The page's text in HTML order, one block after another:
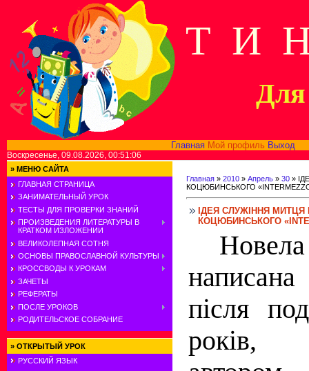
Т И
Для
Главная Мой профиль Выход
Воскресенье, 09.08.2026, 00:51:06
» МЕНЮ САЙТА
ГЛАВНАЯ СТРАНИЦА
ЗАНИМАТЕЛЬНЫЙ УРОК
ТЕСТЫ ДЛЯ ПРОВЕРКИ ЗНАНИЙ
ПРОИЗВЕДЕНИЯ ЛИТЕРАТУРЫ В
КРАТКОМ ИЗЛОЖЕНИИ
ВЕЛИКОЛЕПНАЯ СОТНЯ
ОСНОВЫ ПРАВОСЛАВНОЙ КУЛЬТУРЫ
КРОССВОДЫ К УРОКАМ
ЗАЧЕТЫ
РЕФЕРАТЫ
ПОСЛЕ УРОКОВ
РОДИТЕЛЬСКОЕ СОБРАНИЕ
» ОТКРЫТЫЙ УРОК
РУССКИЙ ЯЗЫК
Главная » 2010 » Апрель » 30 »
КОЦЮБИНСЬКОГО
ІДЕЯ СЛУЖІННЯ МИТЦЯ
КОЦЮБИНСЬКОГО
після
років,